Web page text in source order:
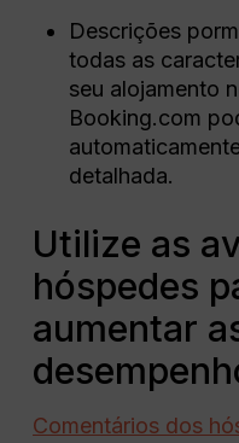
Descrições
todas as
seu alojamento
Booking.com
detalhada.
Utilize as
hóspedes
aumentar
Comentários dos